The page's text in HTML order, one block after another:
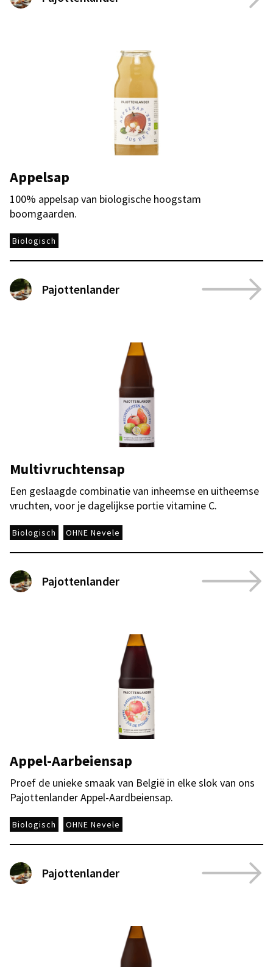
Appelsap
100% appelsap van biologische hoogstam
boomgaarden.
Biologisch
Pajottenlander
Multivruchtensap
Een geslaagde combinatie van inheemse en uitheemse
vruchten, voor je dagelijkse portie vitamine C.
Biologisch OHNE Nevele
Pajottenlander
Appel-Aarbeiensap
Proef de unieke smaak van België in elke slok van ons
Pajottenlander Appel-Aardbeiensap.
Biologisch OHNE Nevele
Pajottenlander